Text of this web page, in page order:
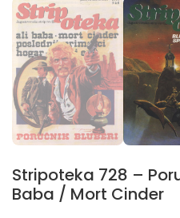
Stripoteka 728 –
Baba / Mort Cinder